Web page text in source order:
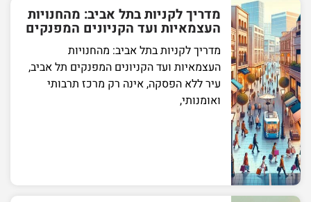
מדריך לקניות בתל אביב: מהחנויות
העצמאיות ועד הקניונים המפנקים
מדריך לקניות בתל אביב: מהחנויות
העצמאיות ועד הקניונים המפנקים תל אביב,
עיר ללא הפסקה, אינה רק מרכז תרבותי
ואומנותי,